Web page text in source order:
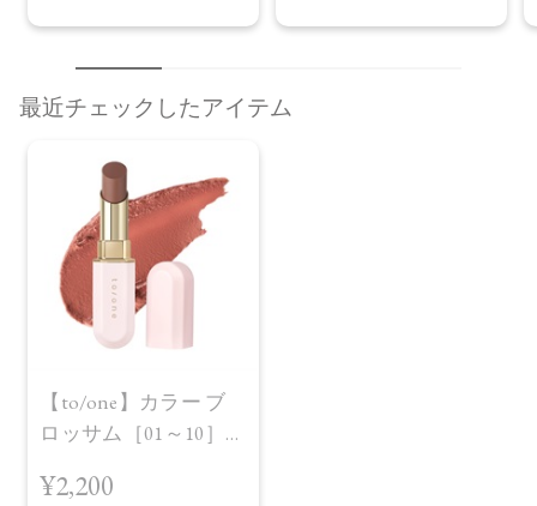
最近チェックしたアイテム
【to/one】カラー ブ
ロッサム［01～10］
¥2,200